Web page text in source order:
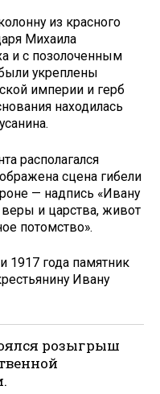
из красного
Михаила
и с позолоченным
укреплены
империи и герб
находилась
располагался
сцена гибели
— надпись «Ивану
веры и царства, живот
потомство».
1917 года памятник
Ивану
розыгрыш